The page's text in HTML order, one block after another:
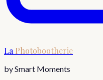
LaPhotobootherie
by Smart Moments